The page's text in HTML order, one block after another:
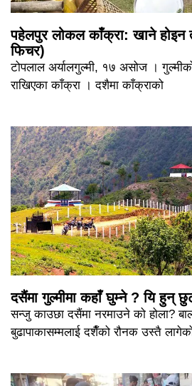
पहेलपुर लोकल काँक्रा: खाने होइन
फिचर)
टोपलाल अर्यालगुल्मी, १७ असोज ।
राखिएका काँक्रा । दशैमा काँक्राको
दसैंमा गुल्मीमा कहाँ घुम्ने ? यि हुन्
सन्जु काउछा दसैंमा नरमाउने को होला?
बुढापाकासम्मलाई दशैँको रौनक उस्तै